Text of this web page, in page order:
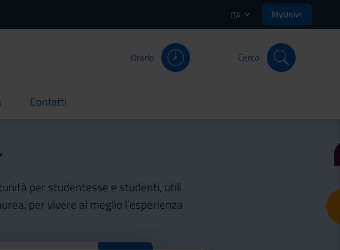
ITA MyUnivr
Orario Cerca
Contatti
current
per studentesse e studenti, utili
per vivere al meglio l’esperienza